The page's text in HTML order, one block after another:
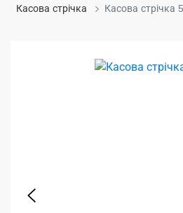
Касова стрічка
Касова стрічка